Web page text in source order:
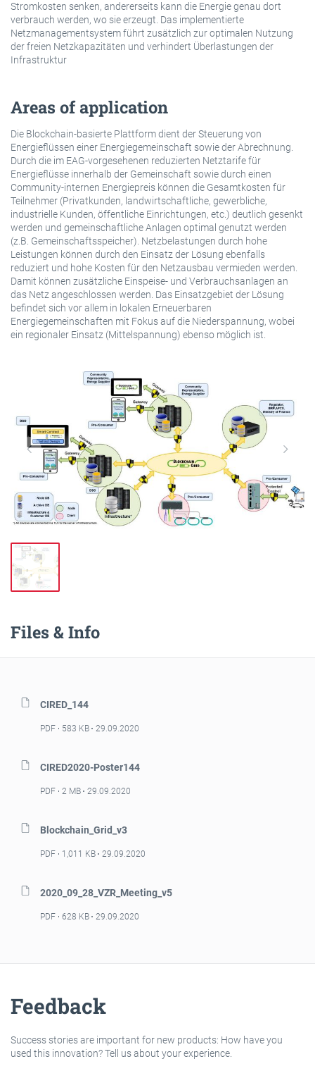
Stromkosten senken, andererseits kann die Energie genau dort
verbrauch werden, wo sie erzeugt. Das implementierte
Netzmanagementsystem führt zusätzlich zur optimalen Nutzung
der freien Netzkapazitäten und verhindert Überlastungen der
Infrastruktur
Areas of application
Die Blockchain-basierte Plattform dient der Steuerung von
Energieflüssen einer Energiegemeinschaft sowie der Abrechnung.
Durch die im EAG-vorgesehenen reduzierten Netztarife für
Energieflüsse innerhalb der Gemeinschaft sowie durch einen
Community-internen Energiepreis können die Gesamtkosten für
Teilnehmer (Privatkunden, landwirtschaftliche, gewerbliche,
industrielle Kunden, öffentliche Einrichtungen, etc.) deutlich gesenkt
werden und gemeinschaftliche Anlagen optimal genutzt werden
(z.B. Gemeinschaftsspeicher). Netzbelastungen durch hohe
Leistungen können durch den Einsatz der Lösung ebenfalls
reduziert und hohe Kosten für den Netzausbau vermieden werden.
Damit können zusätzliche Einspeise- und Verbrauchsanlagen an
das Netz angeschlossen werden. Das Einsatzgebiet der Lösung
befindet sich vor allem in lokalen Erneuerbaren
Energiegemeinschaften mit Fokus auf die Niederspannung, wobei
ein regionaler Einsatz (Mittelspannung) ebenso möglich ist.
Files & Info
CIRED_144
PDF 583 KB 29.09.2020
CIRED2020-Poster144
PDF 2 MB 29.09.2020
Blockchain_Grid_v3
PDF 1,011 KB 29.09.2020
2020_09_28_VZR_Meeting_v5
PDF 628 KB 29.09.2020
Feedback
Success stories are important for new products: How have you
used this innovation? Tell us about your experience.